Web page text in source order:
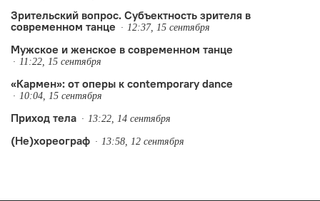
Зрительский вопрос. Субъектность зрителя в
современном танце
12:37, 15 сентября
Мужское и женское в современном танце
11:22, 15 сентября
«Кармен»: от оперы к contemporary dance
10:04, 15 сентября
Приход тела 13:22, 14 сентября
(Не)хореограф 13:58, 12 сентября